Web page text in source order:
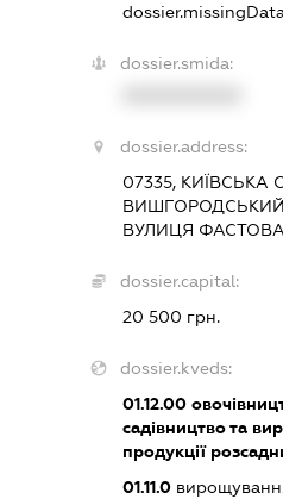
dossier.missingData
dossier.smida:
dossier.address:
07335, КИЇВСЬКА
ВУЛИЦЯ
dossier.capital:
20 500 грн.
dossier.kveds:
01.12.00
садівництво та
продукції
01.11.0